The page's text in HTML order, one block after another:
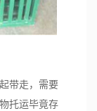
带走，需要
托运毕竟存